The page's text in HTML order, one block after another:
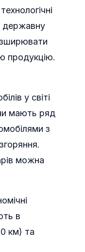
державну
продукцію.
у світі
мають ряд
з
можна
в
км) та